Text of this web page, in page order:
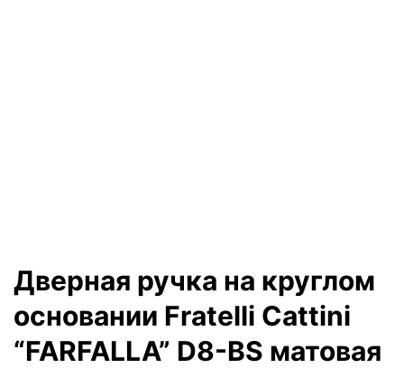
Дверная ручка на круглом
основании Fratelli Cattini
“FARFALLA” D8-BS матовая